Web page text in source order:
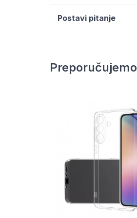
Postavi pitanje
Preporučujemo